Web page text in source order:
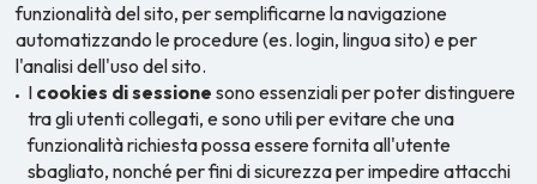
funzionalità del sito, per semplificarne la navigazione
automatizzando le procedure (es. login, lingua sito) e per
l'analisi dell'uso del sito.
I cookies di sessione sono essenziali per poter distinguere
tra gli utenti collegati, e sono utili per evitare che una
funzionalità richiesta possa essere fornita all'utente
sbagliato, nonché per fini di sicurezza per impedire attacchi